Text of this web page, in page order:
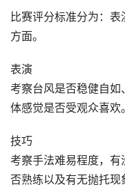
比赛评分标准分为：
方面。
表演
考察台风是否稳健自
体感觉是否受观众喜欢。
技巧
考察手法难易程度，
否熟练以及有无抛托现